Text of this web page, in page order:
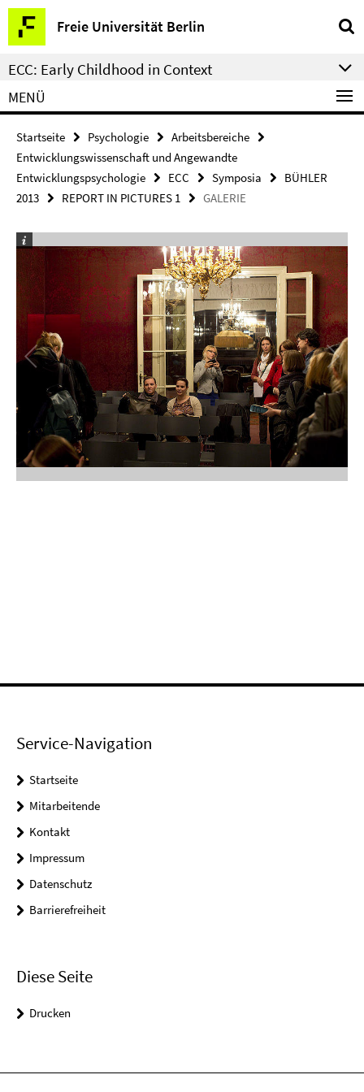
Springe
direkt
zu
Inhalt
Freie Universität Berlin
Service-
Navigation
ECC: Early Childhood in Context
MENÜ
Startseite Psychologie
Arbeitsbereiche
Entwicklungswissenschaft und Angewandte
Entwicklungspsychologie
ECC Symposia
BÜHLER
2013
REPORT IN PICTURES 1 GALERIE
Service-Navigation
Startseite
Mitarbeitende
Kontakt
Impressum
Datenschutz
Barrierefreiheit
Diese Seite
Drucken